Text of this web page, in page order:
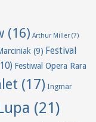
(16) Arthur Miller (7)
(9) Festival
Festiwal Opera Rara
(17) Ingmar
(21)